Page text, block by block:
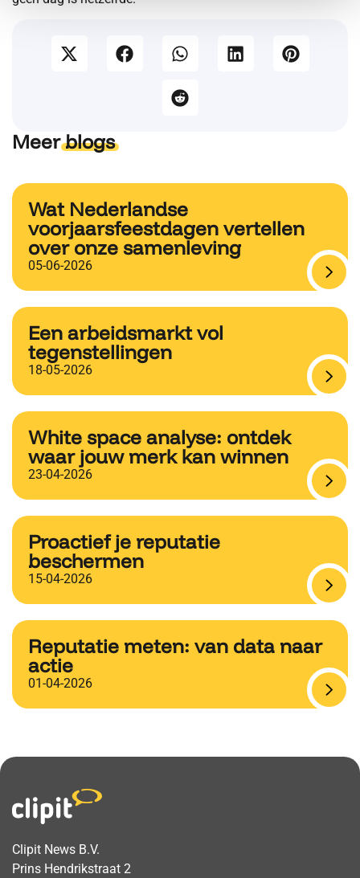
Meerblogs
Wat Nederlandse
voorjaarsfeestdagen vertellen
over onze samenleving
05-06-2026
Een arbeidsmarkt vol
tegenstellingen
18-05-2026
White space analyse: ontdek
waar jouw merk kan winnen
23-04-2026
Proactief je reputatie
beschermen
15-04-2026
Reputatie meten: van data naar
actie
01-04-2026
Clipit News B.V.
Prins Hendrikstraat 2